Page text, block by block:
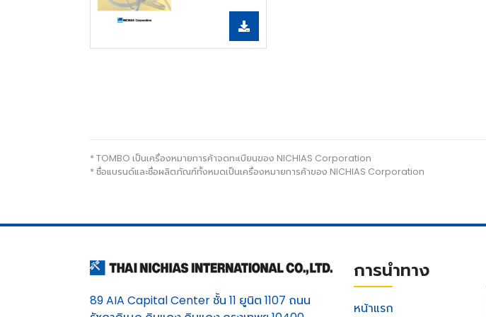
* TOMBO เป็นเครื่องหมายการค้าจดทะเบียนของ NICHIAS Corporation
* ชื่อแบรนด์และชื่อผลิตภัณฑ์ทั้งหมดเป็นเครื่องหมายการค้าของ NICHIAS Corporation
89 AIA Capital Center ชั้น 11 ยูนิต 1107 ถนน
การนำทาง
หน้าแรก